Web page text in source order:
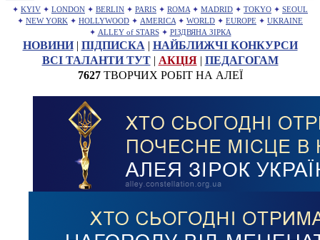
✦ KYIV ✦ LONDON ✦ BERLIN ✦ PARIS ✦ ROMA ✦ MADRID ✦ TOKYO ✦ SEOUL
✦ NEW YORK ✦ HOLLYWOOD ✦ AMERICA ✦ WORLD ✦ EUROPE ✦ UKRAINE
✦ ALLEY of STARS ✦ РІЗДВЯНА ЗІРКА
НОВИНИ| ПІДПИСКА | НАЙБЛИЖЧІ КОНКУРСИ
ВСІ ТАЛАНТИ ТУТ| АКЦІЯ| ПЕДАГОГАМ
7627ТВОРЧИХ РОБІТ НА АЛЕЇ